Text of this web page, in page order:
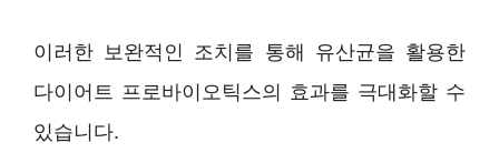
이러한 보완적인 조치를 통해 유산균을 활용한
다이어트 프로바이오틱스의 효과를 극대화할 수
있습니다.